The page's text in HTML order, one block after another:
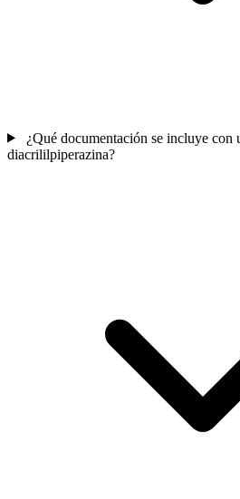
¿Qué documentación se incluye con
diacrililpiperazina?